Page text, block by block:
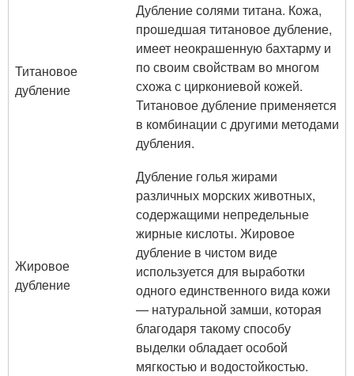
Титановое
дубление
Дубление солями титана. Кожа,
прошедшая титановое дубление,
имеет неокрашенную бахтарму и
по своим свойствам во многом
схожа с циркониевой кожей.
Титановое дубление применяется
в комбинации с другими методами
дубления.
Жировое
дубление
Дубление голья жирами
различных морских животных,
содержащими непредельные
жирные кислоты. Жировое
дубление в чистом виде
используется для выработки
одного единственного вида кожи
— натуральной замши, которая
благодаря такому способу
выделки обладает особой
мягкостью и водостойкостью.